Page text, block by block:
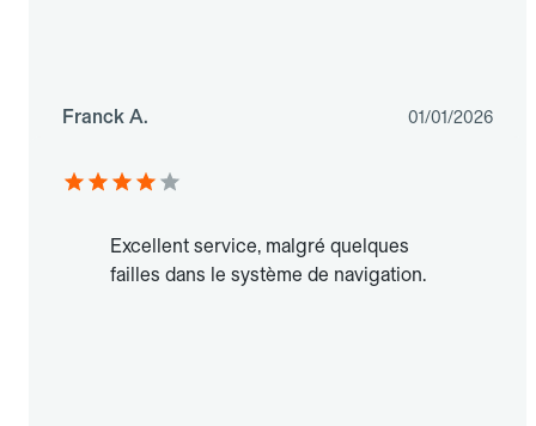
Franck A. 01/01/2026
Excellent service, malgré quelques
failles dans le système de navigation.